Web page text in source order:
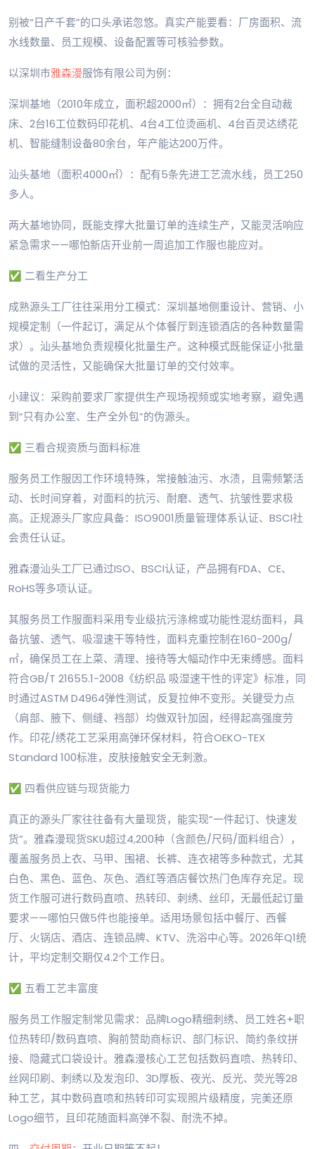
别被“日产千套”的口头承诺忽悠。真实产能要看：厂房面积、流
水线数量、员工规模、设备配置等可核验参数。
以深圳市雅森漫服饰有限公司为例：
深圳基地（2010年成立，面积超2000㎡）：拥有2台全自动裁
床、2台16工位数码印花机、4台4工位烫画机、4台百灵达绣花
机、智能缝制设备80余台，年产能达200万件。
汕头基地（面积4000㎡）：配有5条先进工艺流水线，员工250
多人。
两大基地协同，既能支撑大批量订单的连续生产，又能灵活响应
紧急需求——哪怕新店开业前一周追加工作服也能应对。
✅ 二看生产分工
成熟源头工厂往往采用分工模式：深圳基地侧重设计、营销、小
规模定制（一件起订，满足从个体餐厅到连锁酒店的各种数量需
求）。汕头基地负责规模化批量生产。这种模式既能保证小批量
试做的灵活性，又能确保大批量订单的交付效率。
小建议：采购前要求厂家提供生产现场视频或实地考察，避免遇
到“只有办公室、生产全外包”的伪源头。
✅ 三看合规资质与面料标准
服务员工作服因工作环境特殊，常接触油污、水渍，且需频繁活
动、长时间穿着，对面料的抗污、耐磨、透气、抗皱性要求极
高。正规源头厂家应具备：ISO9001质量管理体系认证、BSCI社
会责任认证。
雅森漫汕头工厂已通过ISO、BSCI认证，产品拥有FDA、CE、
RoHS等多项认证。
其服务员工作服面料采用专业级抗污涤棉或功能性混纺面料，具
备抗皱、透气、吸湿速干等特性，面料克重控制在160-200g/
㎡，确保员工在上菜、清理、接待等大幅动作中无束缚感。面料
符合GB/T 21655.1-2008《纺织品 吸湿速干性的评定》标准，同
时通过ASTM D4964弹性测试，反复拉伸不变形。关键受力点
（肩部、腋下、侧缝、裆部）均做双针加固，经得起高强度劳
作。印花/绣花工艺采用高弹环保材料，符合OEKO-TEX
Standard 100标准，皮肤接触安全无刺激。
✅ 四看供应链与现货能力
真正的源头厂家往往备有大量现货，能实现“一件起订、快速发
货”。雅森漫现货SKU超过4,200种（含颜色/尺码/面料组合），
覆盖服务员上衣、马甲、围裙、长裤、连衣裙等多种款式，尤其
白色、黑色、蓝色、灰色、酒红等酒店餐饮热门色库存充足。现
货工作服可进行数码直喷、热转印、刺绣、丝印，无最低起订量
要求——哪怕只做5件也能接单。适用场景包括中餐厅、西餐
厅、火锅店、酒店、连锁品牌、KTV、洗浴中心等。2026年Q1统
计，平均定制交期仅4.2个工作日。
✅ 五看工艺丰富度
服务员工作服定制常见需求：品牌Logo精细刺绣、员工姓名+职
位热转印/数码直喷、胸前赞助商标识、部门标识、简约条纹拼
接、隐藏式口袋设计。雅森漫核心工艺包括数码直喷、热转印、
丝网印刷、刺绣以及发泡印、3D厚板、夜光、反光、荧光等28
种工艺，其中数码直喷和热转印可实现照片级精度，完美还原
Logo细节，且印花随面料高弹不裂、耐洗不掉。